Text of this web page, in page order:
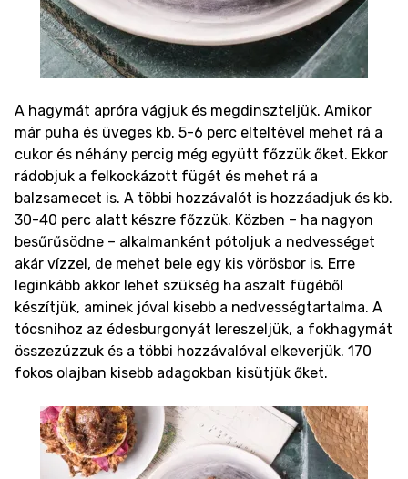
A hagymát apróra vágjuk és megdinszteljük. Amikor
már puha és üveges kb. 5-6 perc elteltével mehet rá a
cukor és néhány percig még együtt főzzük őket. Ekkor
rádobjuk a felkockázott fügét és mehet rá a
balzsamecet is. A többi hozzávalót is hozzáadjuk és kb.
30-40 perc alatt készre főzzük. Közben – ha nagyon
besűrűsödne – alkalmanként pótoljuk a nedvességet
akár vízzel, de mehet bele egy kis vörösbor is. Erre
leginkább akkor lehet szükség ha aszalt fügéből
készítjük, aminek jóval kisebb a nedvességtartalma. A
tócsnihoz az édesburgonyát lereszeljük, a fokhagymát
összezúzzuk és a többi hozzávalóval elkeverjük. 170
fokos olajban kisebb adagokban kisütjük őket.